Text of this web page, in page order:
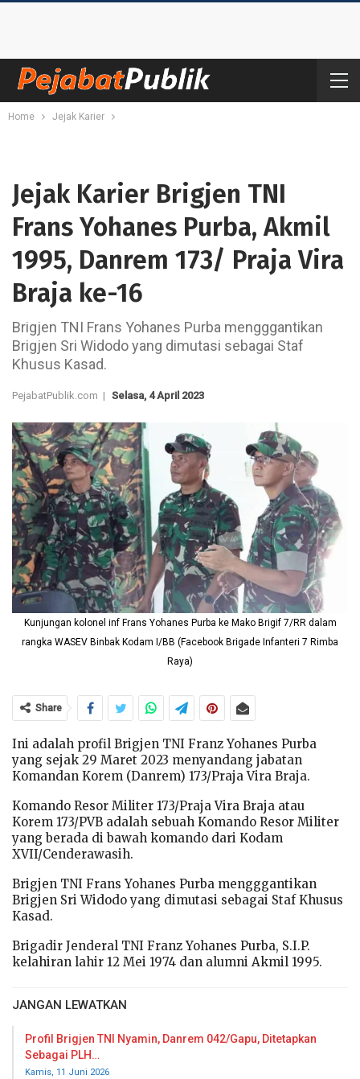
Home Jejak Karier
Jejak Karier Brigjen TNI
Frans Yohanes Purba, Akmil
1995, Danrem 173/ Praja Vira
Braja ke-16
Brigjen TNI Frans Yohanes Purba mengggantikan
Brigjen Sri Widodo yang dimutasi sebagai Staf
Khusus Kasad.
PejabatPublik.com | Selasa, 4 April 2023
Kunjungan kolonel inf Frans Yohanes Purba ke Mako Brigif 7/RR dalam
rangka WASEV Binbak Kodam I/BB (Facebook Brigade Infanteri 7 Rimba
Raya)
Share
Ini adalah profil Brigjen TNI Franz Yohanes Purba
yang sejak 29 Maret 2023 menyandang jabatan
Komandan Korem (Danrem) 173/Praja Vira Braja.
Komando Resor Militer 173/Praja Vira Braja atau
Korem 173/PVB adalah sebuah Komando Resor Militer
yang berada di bawah komando dari Kodam
XVII/Cenderawasih.
Brigjen TNI Frans Yohanes Purba mengggantikan
Brigjen Sri Widodo yang dimutasi sebagai Staf Khusus
Kasad.
Brigadir Jenderal TNI Franz Yohanes Purba, S.I.P.
kelahiran lahir 12 Mei 1974 dan alumni Akmil 1995.
JANGAN LEWATKAN
Profil Brigjen TNI Nyamin, Danrem 042/Gapu, Ditetapkan
Sebagai PLH…
Kamis, 11 Juni 2026